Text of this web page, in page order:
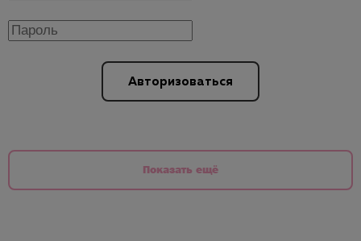
Авторизоваться
Показать ещё